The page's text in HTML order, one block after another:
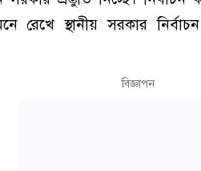
রেখে স্থানীয় সরকার
বিজ্ঞাপন